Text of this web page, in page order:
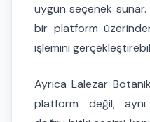
uygun seçenek sunar.
bir platform
işlemini
Ayrıca Lalezar
platform değil, aynı